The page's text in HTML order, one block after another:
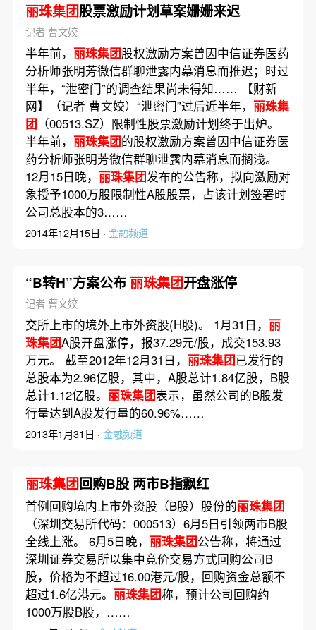
丽珠集团股票激励计划草案姗姗来迟
记者 曹文姣
半年前， 丽珠集团股权激励方案曾因中信证券医药
分析师张明芳微信群聊泄露内幕消息而推迟；时过
半年，“泄密门”的调查结果尚未得知…… 【财新
网】（记者 曹文姣）“泄密门”过后近半年， 丽珠集
团 （00513.SZ）限制性股票激励计划终于出炉。
半年前， 丽珠集团的股权激励方案曾因中信证券医
药分析师张明芳微信群聊泄露内幕消息而搁浅。
12月15日晚， 丽珠集团发布的公告称，拟向激励对
象授予1000万股限制性A股股票，占该计划签署时
公司总股本的3……
2014年12月15日 · 金融频道
“B转H”方案公布 丽珠集团开盘涨停
记者 曹文姣
交所上市的境外上市外资股(H股)。 1月31日， 丽
珠集团A股开盘涨停，报37.29元/股，成交153.93
万元。 截至2012年12月31日， 丽珠集团已发行的
总股本为2.96亿股，其中，A股总计1.84亿股，B股
总计1.12亿股。 丽珠集团表示，虽然公司的B股发
行量达到A股发行量的60.96%……
2013年1月31日 · 金融频道
丽珠集团回购B股 两市B指飘红
首例回购境内上市外资股（B股）股份的丽珠集团
（深圳交易所代码：000513）6月5日引领两市B股
全线上涨。 6月5日晚， 丽珠集团公告称，将通过
深圳证券交易所以集中竞价交易方式回购公司B
股，价格为不超过16.00港元/股，回购资金总额不
超过1.6亿港元。 丽珠集团称，预计公司回购约
1000万股B股，……